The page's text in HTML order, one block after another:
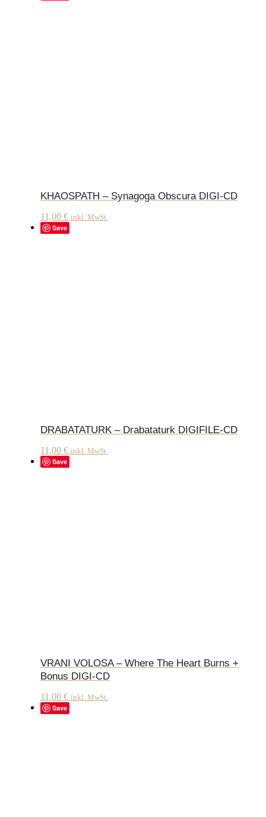
KHAOSPATH – Synagoga Obscura DIGI-CD
11,00 € inkl. MwSt.
Save
DRABATATURK – Drabataturk DIGIFILE-CD
11,00 € inkl. MwSt.
Save
VRANI VOLOSA – Where The Heart Burns +
Bonus DIGI-CD
11,00 € inkl. MwSt.
Save